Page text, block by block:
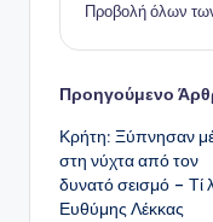
Προβολή όλων
Προηγούμενο
Κρήτη: Ξύπνησαν
στη νύχτα από τον
δυνατό σεισμό – Τί
Ευθύμης Λέκκας